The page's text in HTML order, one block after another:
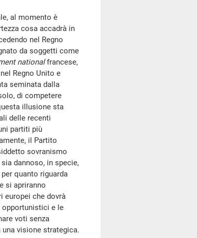
al momento è
cosa accadrà in
nel Regno
da soggetti come
nationalfrancese,
Regno Unito e
seminata dalla
di competere
illusione sta
delle recenti
partiti più
il Partito
sovranismo
dannoso, in specie,
quanto riguarda
si apriranno
europei che dovrà
e le
voti senza
visione strategica.